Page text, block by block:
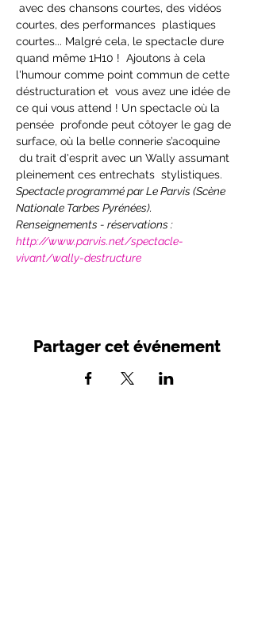
avec des chansons courtes, des vidéos
courtes, des performances  plastiques
courtes... Malgré cela, le spectacle dure
quand même 1H10 !  Ajoutons à cela
l'humour comme point commun de cette
déstructuration et  vous avez une idée de
ce qui vous attend ! Un spectacle où la
pensée  profonde peut côtoyer le gag de
surface, où la belle connerie s’acoquine
du trait d'esprit avec un Wally assumant
pleinement ces entrechats  stylistiques.
Spectacle programmé par Le Parvis (Scène
Nationale Tarbes Pyrénées).
Renseignements - réservations :
http://www.parvis.net/spectacle-
vivant/wally-destructure
Partager cet événement